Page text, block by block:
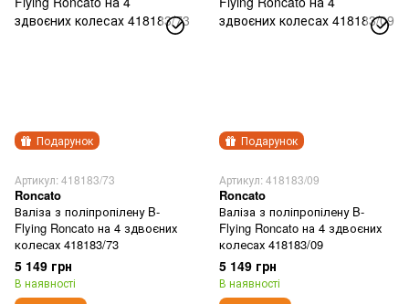
Подарунок
Артикул: 418183/73
Roncato
Валіза з поліпропілену B-
Flying Roncato на 4 здвоєних
колесах 418183/73
5 149 грн
В наявності
Подарунок
Артикул: 418183/09
Roncato
Валіза з поліпропілену B-
Flying Roncato на 4 здвоєних
колесах 418183/09
5 149 грн
В наявності